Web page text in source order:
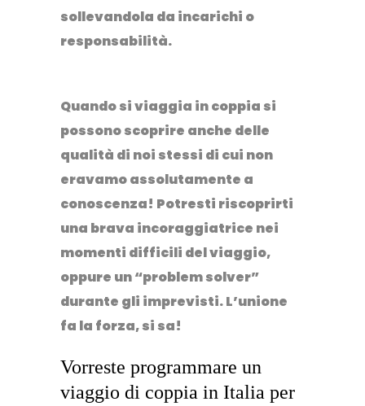
sollevandola da incarichi o
responsabilità.
Quando si viaggia in coppia si
possono scoprire anche delle
qualità di noi stessi di cui non
eravamo assolutamente a
conoscenza! Potresti riscoprirti
una brava incoraggiatrice nei
momenti difficili del viaggio,
oppure un “problem solver”
durante gli imprevisti. L’unione
fa la forza, si sa!
Vorreste programmare un
viaggio di coppia in Italia per